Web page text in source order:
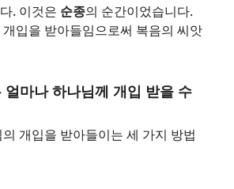
. 이것은 순종의 순간이었습니다.
입을 받아들임으로써 복음의 씨앗
얼마나 하나님께 개입 받을 수
개입을 받아들이는 세 가지 방법